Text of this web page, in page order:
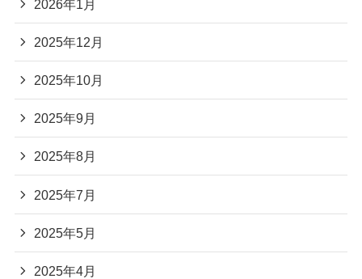
2026年1月
2025年12月
2025年10月
2025年9月
2025年8月
2025年7月
2025年5月
2025年4月